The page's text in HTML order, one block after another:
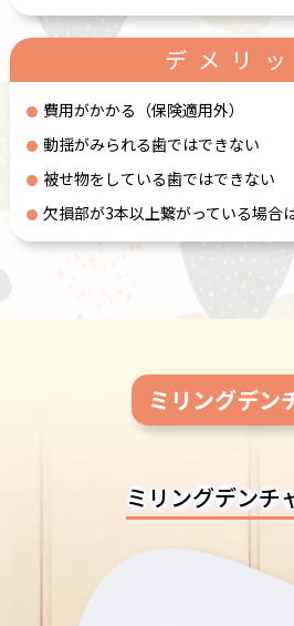
デメリッ
費用がかかる（保険適用外）
動揺がみられる歯ではできない
被せ物をしている歯ではできない
欠損部が3本以上繋がっている場合
ミリングデン
ミリングデンチ